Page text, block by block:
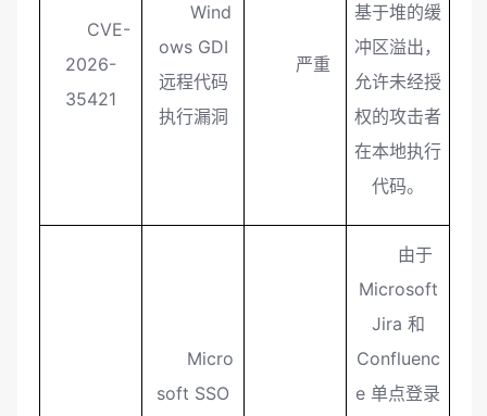
CVE-
2026-
35421
Wind
ows GDI
远程代码
执行漏洞
严重
基于堆的缓
冲区溢出，
允许未经授
权的攻击者
在本地执行
代码。
Micro
soft SSO
由于
Microsoft
Jira 和
Confluenc
e 单点登录